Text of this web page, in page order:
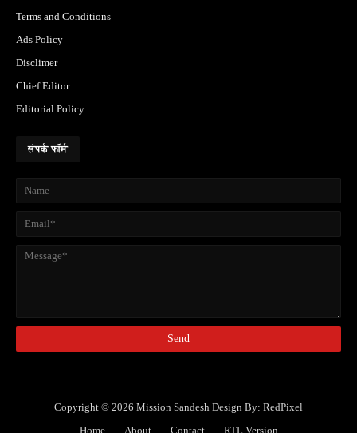
Terms and Conditions
Ads Policy
Disclimer
Chief Editor
Editorial Policy
संपर्क फ़ॉर्म
Copyright © 2026 Mission Sandesh Design By: RedPixel
Home
About Contact RTL Version